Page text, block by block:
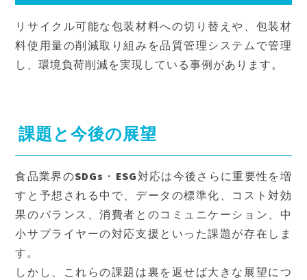
リサイクル可能な包装材料への切り替えや、包装材
料使用量の削減取り組みを品質管理システムで管理
し、環境負荷削減を実現している事例があります。
課題と今後の展望
食品業界のSDGs・ESG対応は今後さらに重要性を増
すと予想される中で、データの標準化、コスト対効
果のバランス、消費者とのコミュニケーション、中
小サプライヤーの対応支援といった課題が存在しま
す。
しかし、これらの課題は裏を返せば大きな展望につ